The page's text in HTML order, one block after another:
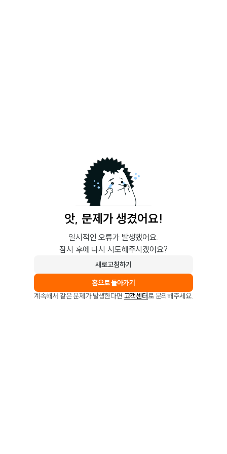
앗, 문제가 생겼어요!
일시적인 오류가 발생했어요.
잠시 후에 다시 시도해주시겠어요?
새로고침하기
홈으로 돌아가기
계속해서 같은 문제가 발생한다면 고객센터로 문의해주세요.